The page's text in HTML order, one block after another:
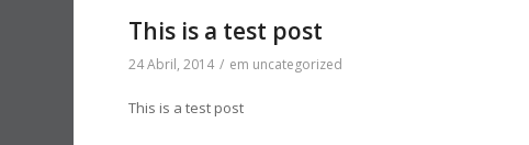
This is a test post
24 Abril, 2014 / em uncategorized
This is a test post